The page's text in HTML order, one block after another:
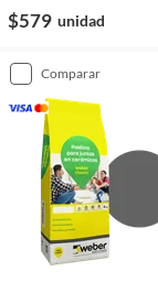
$579 unidad
comparar